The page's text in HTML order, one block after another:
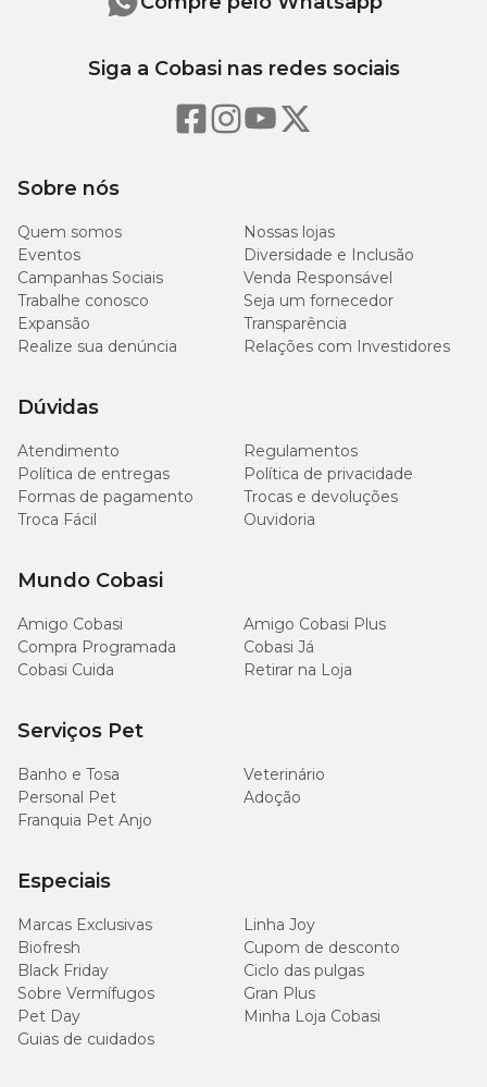
Sobre nós
Quem somos
Nossas lojas
Eventos
Diversidade e Inclusão
Campanhas Sociais
Venda Responsável
Trabalhe conosco
Seja um fornecedor
Expansão
Transparência
Realize sua denúncia
Relações com Investidores
Dúvidas
Atendimento
Regulamentos
Política de entregas
Política de privacidade
Formas de pagamento
Trocas e devoluções
Troca Fácil
Ouvidoria
Mundo Cobasi
Amigo Cobasi
Amigo Cobasi Plus
Compra Programada
Cobasi Já
Cobasi Cuida
Retirar na Loja
Serviços Pet
Banho e Tosa
Veterinário
Personal Pet
Adoção
Franquia Pet Anjo
Especiais
Marcas Exclusivas
Linha Joy
Biofresh
Cupom de desconto
Black Friday
Ciclo das pulgas
Sobre Vermífugos
Gran Plus
Pet Day
Minha Loja Cobasi
Guias de cuidados
Siga a Cobasi nas redes sociais